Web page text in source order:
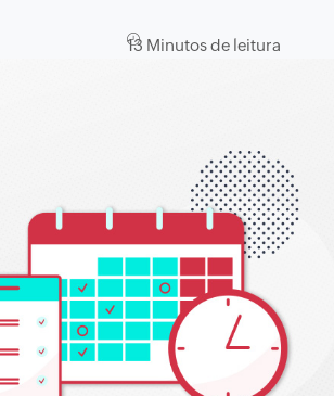
13 Minutos de leitura